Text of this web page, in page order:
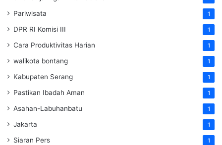
Pariwisata 1
DPR RI Komisi III 1
Cara Produktivitas Harian 1
walikota bontang 1
Kabupaten Serang 1
Pastikan Ibadah Aman 1
Asahan-Labuhanbatu 1
Jakarta 1
Siaran Pers 1